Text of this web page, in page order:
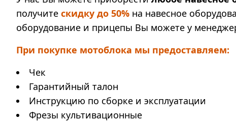
получите скидку до 50% на навесное
оборудование и прицепы Вы можете у
При покупке мотоблока мы предоставляем:
Чек
Гарантийный талон
Инструкцию по сборке и эксплуатации
Фрезы культивационные